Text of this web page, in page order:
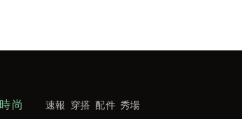
尚 速報 穿搭 配件 秀場